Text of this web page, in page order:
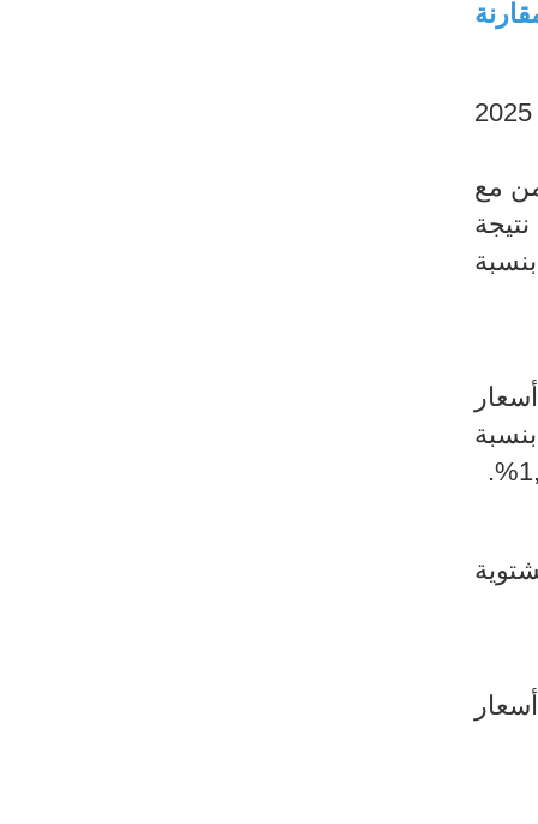
خلال شهر فيفري 2025 بنسبة 0,1% مقارنة
شهد مؤشر أسعار الاستهلاك العائلي تراجعا طفيفا بنسبة (0,1-%) خلال شهر فيفري 2025
بنسبة 3,6% بالتزامن مع
المواد والخدمات المنزلية بنسبة 0,1% نتيجة
أسعار
بنسبة
الشتوية
في أسعار